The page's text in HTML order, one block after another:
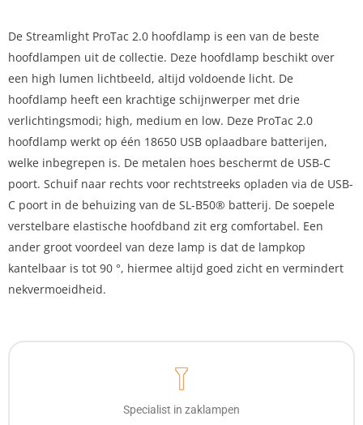
De Streamlight ProTac 2.0 hoofdlamp is een van de beste
hoofdlampen uit de collectie. Deze hoofdlamp beschikt over
een high lumen lichtbeeld, altijd voldoende licht. De
hoofdlamp heeft een krachtige schijnwerper met drie
verlichtingsmodi; high, medium en low. Deze ProTac 2.0
hoofdlamp werkt op één 18650 USB oplaadbare batterijen,
welke inbegrepen is. De metalen hoes beschermt de USB-C
poort. Schuif naar rechts voor rechtstreeks opladen via de USB-
C poort in de behuizing van de SL-B50® batterij. De soepele
verstelbare elastische hoofdband zit erg comfortabel. Een
ander groot voordeel van deze lamp is dat de lampkop
kantelbaar is tot 90 °, hiermee altijd goed zicht en vermindert
nekvermoeidheid.
Specialist in zaklampen